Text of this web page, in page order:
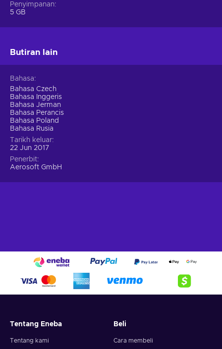
Penyimpanan
5 GB
Butiran lain
Bahasa
Bahasa Czech
Bahasa Inggeris
Bahasa Jerman
Bahasa Perancis
Bahasa Poland
Bahasa Rusia
Tarikh keluar
22 Jun 2017
Penerbit
Aerosoft GmbH
Tentang Eneba
Tentang kami
Beli
Cara membeli